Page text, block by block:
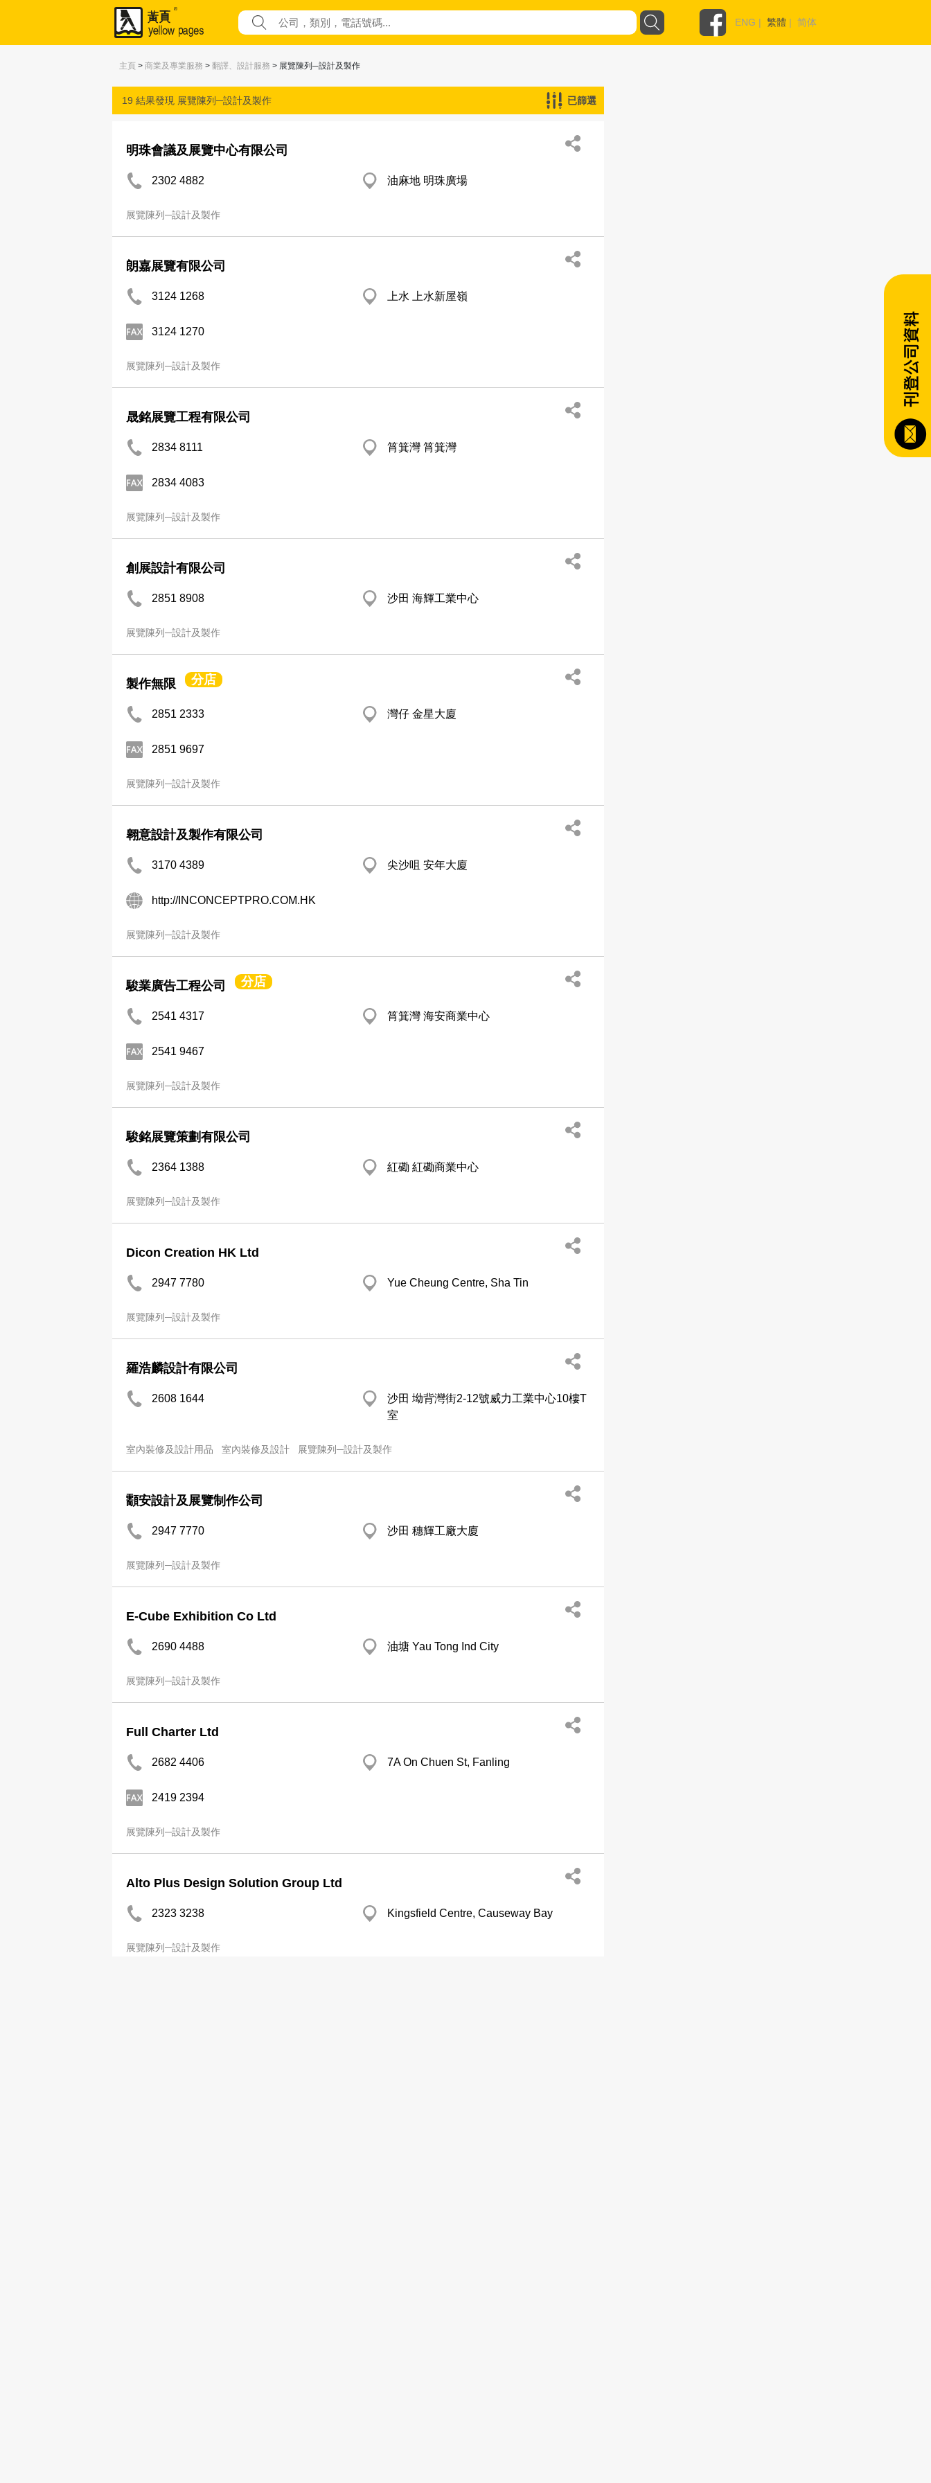
ENG | 繁體 | 简体
主頁 > 商業及專業服務 > 翻譯、設計服務 > 展覽陳列─設計及製作
19 結果發現 展覽陳列─設計及製作 已篩選
明珠會議及展覽中心有限公司
2302 4882 油麻地 明珠廣場
展覽陳列─設計及製作
朗嘉展覽有限公司
3124 1268 上水 上水新屋嶺
3124 1270
展覽陳列─設計及製作
晟銘展覽工程有限公司
2834 8111 筲箕灣 筲箕灣
2834 4083
展覽陳列─設計及製作
創展設計有限公司
2851 8908 沙田 海輝工業中心
展覽陳列─設計及製作
製作無限 分店
2851 2333 灣仔 金星大廈
2851 9697
展覽陳列─設計及製作
翱意設計及製作有限公司
3170 4389 尖沙咀 安年大廈
http://INCONCEPTPRO.COM.HK
展覽陳列─設計及製作
駿業廣告工程公司 分店
2541 4317 筲箕灣 海安商業中心
2541 9467
展覽陳列─設計及製作
駿銘展覽策劃有限公司
2364 1388 紅磡 紅磡商業中心
展覽陳列─設計及製作
Dicon Creation HK Ltd
2947 7780 Yue Cheung Centre, Sha Tin
展覽陳列─設計及製作
羅浩麟設計有限公司
2608 1644
沙田 坳背灣街2-12號威力工業中心10樓T
室
室內裝修及設計用品 室內裝修及設計 展覽陳列─設計及製作
顬安設計及展覽制作公司
2947 7770 沙田 穗輝工廠大廈
展覽陳列─設計及製作
E-Cube Exhibition Co Ltd
2690 4488 油塘 Yau Tong Ind City
展覽陳列─設計及製作
Full Charter Ltd
2682 4406 7A On Chuen St, Fanling
2419 2394
展覽陳列─設計及製作
Alto Plus Design Solution Group Ltd
2323 3238 Kingsfield Centre, Causeway Bay
展覽陳列─設計及製作